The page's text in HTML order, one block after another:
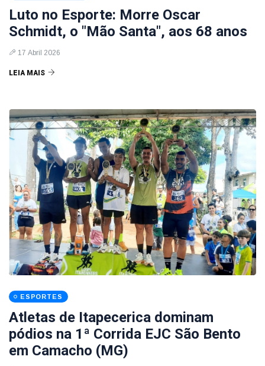
Luto no Esporte: Morre Oscar
Schmidt, o "Mão Santa", aos 68 anos
17 Abril 2026
LEIA MAIS
ESPORTES
Atletas de Itapecerica dominam
pódios na 1ª Corrida EJC São Bento
em Camacho (MG)